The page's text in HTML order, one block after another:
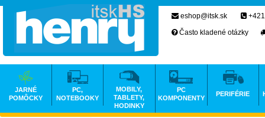
eshop@itsk.sk
Často kladené otázky
JARNÉ
POMÔCKY
PC,
NOTEBOOKY
MOBILY,
TABLETY,
HODINKY
PC
KOMPONENTY
PERIFÉRIE